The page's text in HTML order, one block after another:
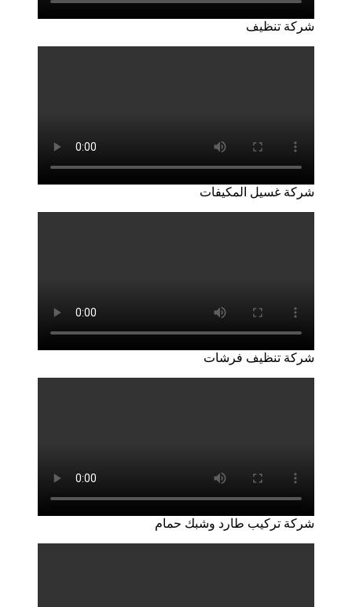
شركة تنظيف
شركة غسيل المكيفات
شركة تنظيف فرشات
شركة تركيب طارد وشبك حمام